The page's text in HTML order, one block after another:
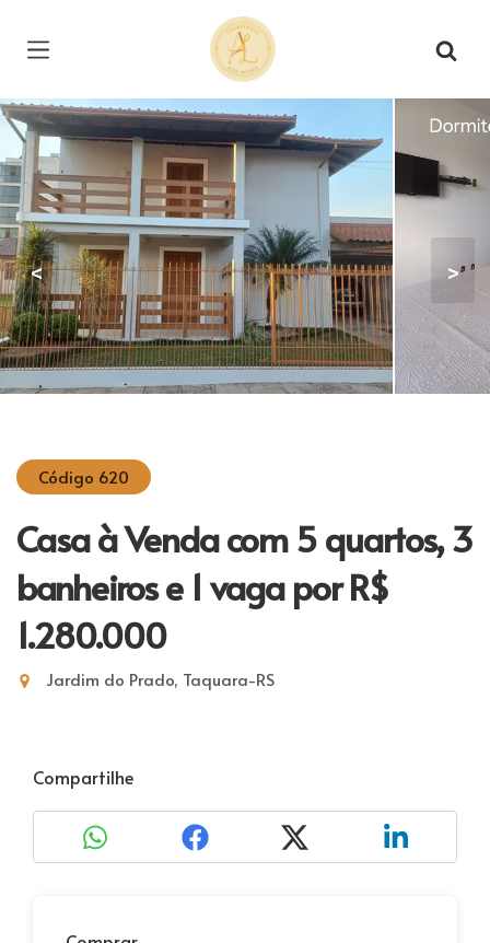
Página inicial
< >
Código 620
Casa à Venda com 5 quartos, 3
banheiros e 1 vagapor R$
1.280.000
Jardim do Prado, Taquara-RS
Compartilhe